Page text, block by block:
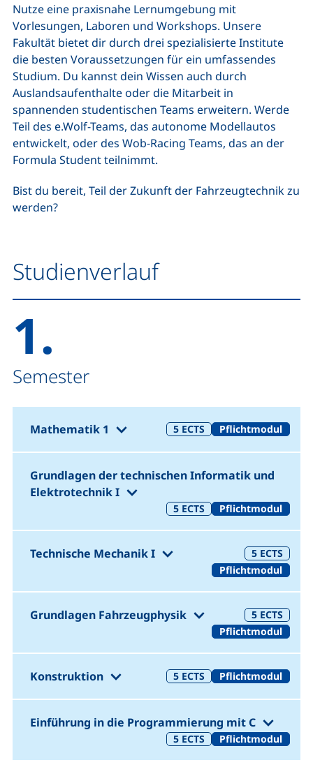
Nutze eine praxisnahe Lernumgebung mit
Vorlesungen, Laboren und Workshops. Unsere
Fakultät bietet dir durch drei spezialisierte Institute
die besten Voraussetzungen für ein umfassendes
Studium. Du kannst dein Wissen auch durch
Auslandsaufenthalte oder die Mitarbeit in
spannenden studentischen Teams erweitern. Werde
Teil des e.Wolf-Teams, das autonome Modellautos
entwickelt, oder des Wob-Racing Teams, das an der
Formula Student teilnimmt.
Bist du bereit, Teil der Zukunft der Fahrzeugtechnik zu
werden?
Studienverlauf
1.
Semester
Mathematik 1 (1. Semester)
5 ECTS Pflichtmodul
Grundlagen der technischen Informatik und
Elektrotechnik I
(1. Semester)
5 ECTS Pflichtmodul
Technische Mechanik I (1. Semester) 5 ECTS
Pflichtmodul
Grundlagen Fahrzeugphysik (1. Semester)
5 ECTS
Pflichtmodul
Konstruktion (1. Semester)
5 ECTS Pflichtmodul
Einführung in die Programmierung mit C (1.
5 ECTS Pflichtmodul